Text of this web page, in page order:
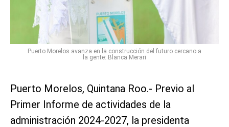
Puerto Morelos avanza en la construcción del futuro cercano a
la gente: Blanca Merari
Puerto Morelos, Quintana Roo.- Previo al
Primer Informe de actividades de la
administración 2024-2027, la presidenta